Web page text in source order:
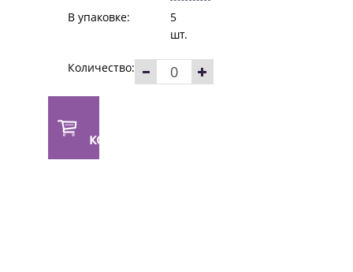
В упаковке:
5
шт.
Количество:
корзину